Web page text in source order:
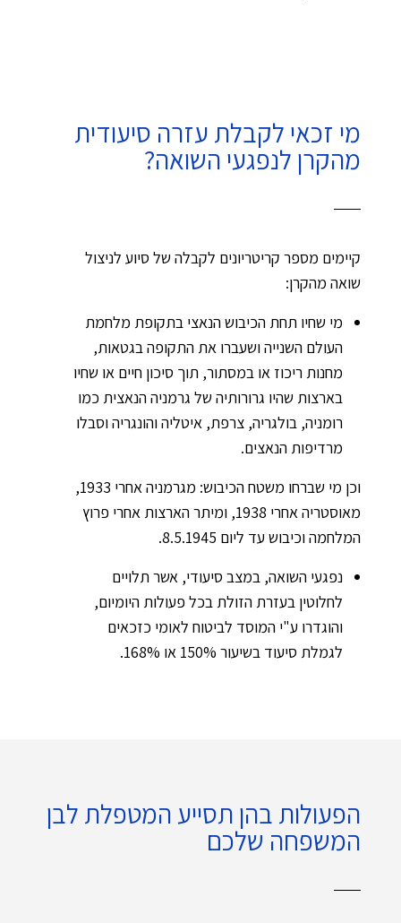
מי זכאי לקבלת עזרה סיעודית
מהקרן לנפגעי השואה?
קיימים מספר קריטריונים לקבלה של סיוע לניצול
שואה מהקרן:
מי שחיו תחת הכיבוש הנאצי בתקופת מלחמת
העולם השנייה ושעברו את התקופה בגטאות,
מחנות ריכוז או במסתור, תוך סיכון חיים או שחיו
בארצות שהיו גרורותיה של גרמניה הנאצית כמו
רומניה, בולגריה, צרפת, איטליה והונגריה וסבלו
מרדיפות הנאצים.
וכן מי שברחו משטח הכיבוש: מגרמניה אחרי 1933,
מאוסטריה אחרי 1938, ומיתר הארצות אחרי פרוץ
המלחמה וכיבוש עד ליום 8.5.1945.
נפגעי השואה, במצב סיעודי, אשר תלויים
לחלוטין בעזרת הזולת בכל פעולות היומיום,
והוגדרו ע"י המוסד לביטוח לאומי כזכאים
לגמלת סיעוד בשיעור 150% או 168%.
הפעולות בהן תסייע המטפלת לבן
המשפחה שלכם